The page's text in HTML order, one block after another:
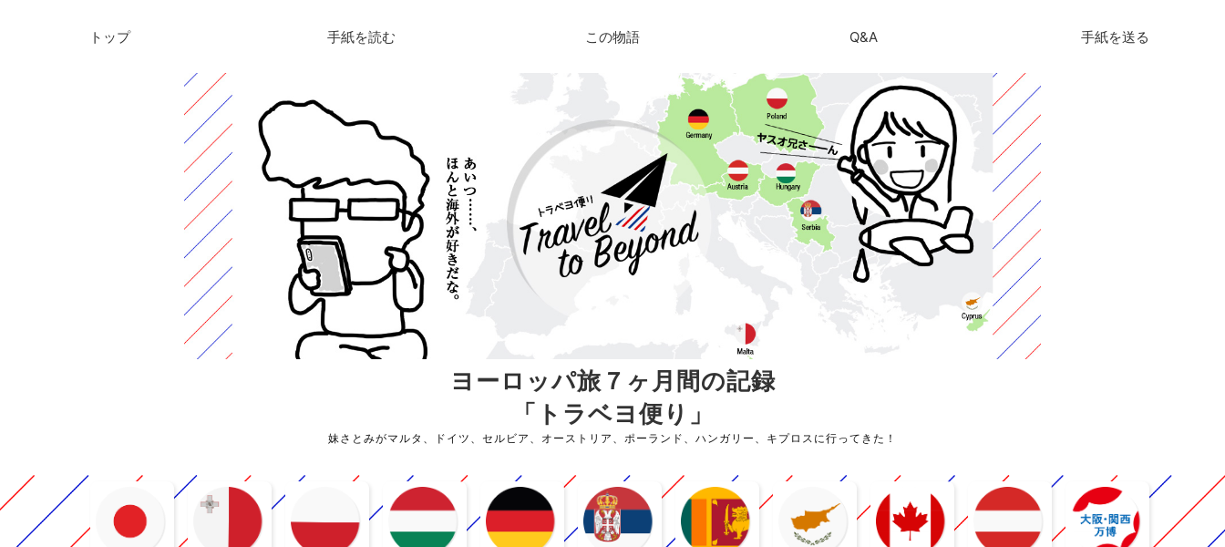
ヨーロッパ旅７ヶ月間の記録
「トラベヨ便り」
妹さとみがマルタ、ドイツ、セルビア、オーストリア、ポーランド、ハンガリー、キプロスに行ってきた！
トップ 手紙を読む この物語 Q&A 手紙を送る